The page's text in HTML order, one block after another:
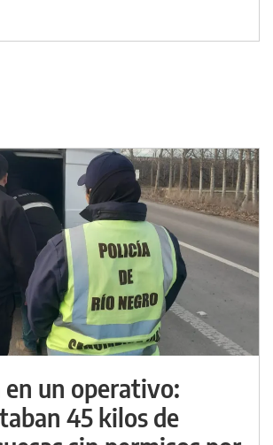
en un operativo:
45 kilos de